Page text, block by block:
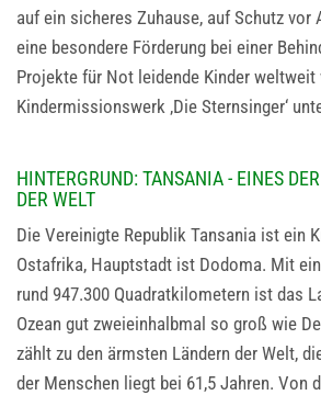
auf ein sicheres Zuhause, auf Schutz vor
eine besondere Förderung bei einer
Projekte für Not leidende Kinder
Kindermissionswerk ‚Die Sternsinger‘
HINTERGRUND: TANSANIA - EINES
DER WELT
Die Vereinigte Republik Tansania ist ein
Ostafrika, Hauptstadt ist Dodoma. Mit
rund 947.300 Quadratkilometern ist das
Ozean gut zweieinhalbmal so groß wie
zählt zu den ärmsten Ländern der Welt,
der Menschen liegt bei 61,5 Jahren. Von